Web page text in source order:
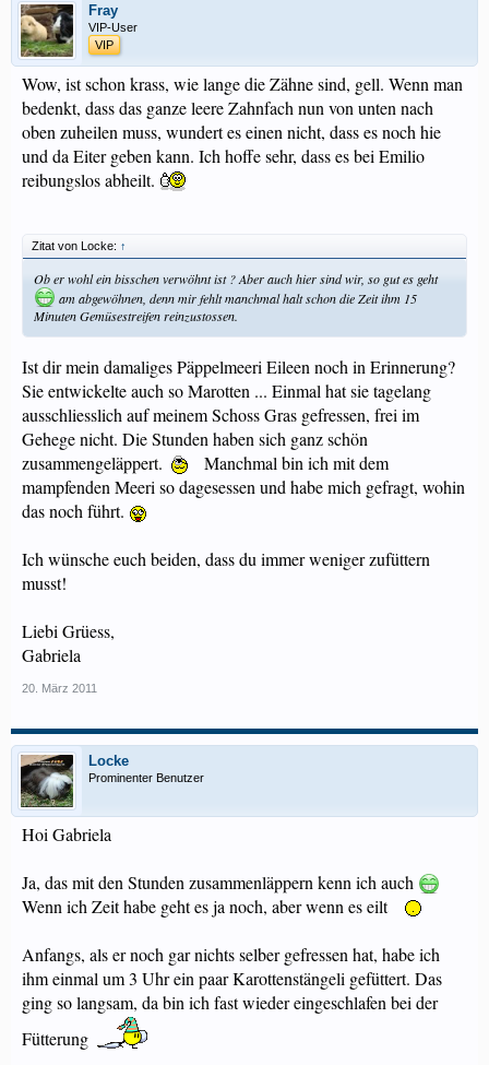
Fray
VIP-User
VIP
Wow, ist schon krass, wie lange die Zähne sind, gell. Wenn man
bedenkt, dass das ganze leere Zahnfach nun von unten nach
oben zuheilen muss, wundert es einen nicht, dass es noch hie
und da Eiter geben kann. Ich hoffe sehr, dass es bei Emilio
reibungslos abheilt.
Zitat von Locke: ↑
Ob er wohl ein bisschen verwöhnt ist ? Aber auch hier sind wir, so gut es geht
am abgewöhnen, denn mir fehlt manchmal halt schon die Zeit ihm 15
Minuten Gemüsestreifen reinzustossen.
Ist dir mein damaliges Päppelmeeri Eileen noch in Erinnerung?
Sie entwickelte auch so Marotten ... Einmal hat sie tagelang
ausschliesslich auf meinem Schoss Gras gefressen, frei im
Gehege nicht. Die Stunden haben sich ganz schön
zusammengeläppert.
Manchmal bin ich mit dem
mampfenden Meeri so dagesessen und habe mich gefragt, wohin
das noch führt.
Ich wünsche euch beiden, dass du immer weniger zufüttern
musst!
Liebi Grüess,
Gabriela
20. März 2011
Locke
Prominenter Benutzer
Hoi Gabriela
Ja, das mit den Stunden zusammenläppern kenn ich auch
Wenn ich Zeit habe geht es ja noch, aber wenn es eilt
Anfangs, als er noch gar nichts selber gefressen hat, habe ich
ihm einmal um 3 Uhr ein paar Karottenstängeli gefüttert. Das
ging so langsam, da bin ich fast wieder eingeschlafen bei der
Fütterung